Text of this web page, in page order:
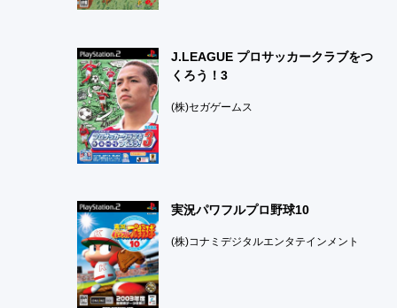
J.LEAGUE プロサッカークラブをつ
くろう！3
(株)セガゲームス
実況パワフルプロ野球10
(株)コナミデジタルエンタテインメント